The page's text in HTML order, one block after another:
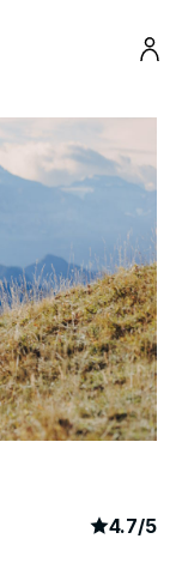
article
4.7/5